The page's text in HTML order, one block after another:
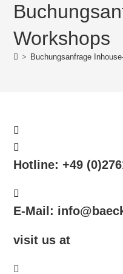
Workshops
> Buchungsanfrage
Hotline: +49
E-Mail:
visit us at